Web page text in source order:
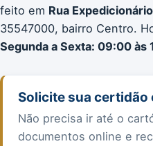
feito em Rua
35547000, bairro Centro.
Segunda a Sexta: 09:00 às
Solicite sua certidão
Não precisa ir até o
documentos online e